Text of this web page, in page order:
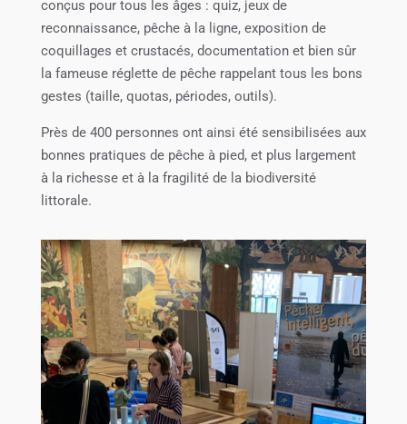
conçus pour tous les âges : quiz, jeux de
reconnaissance, pêche à la ligne, exposition de
coquillages et crustacés, documentation et bien sûr
la fameuse réglette de pêche rappelant tous les bons
gestes (taille, quotas, périodes, outils).
Près de 400 personnes ont ainsi été sensibilisées aux
bonnes pratiques de pêche à pied, et plus largement
à la richesse et à la fragilité de la biodiversité
littorale.